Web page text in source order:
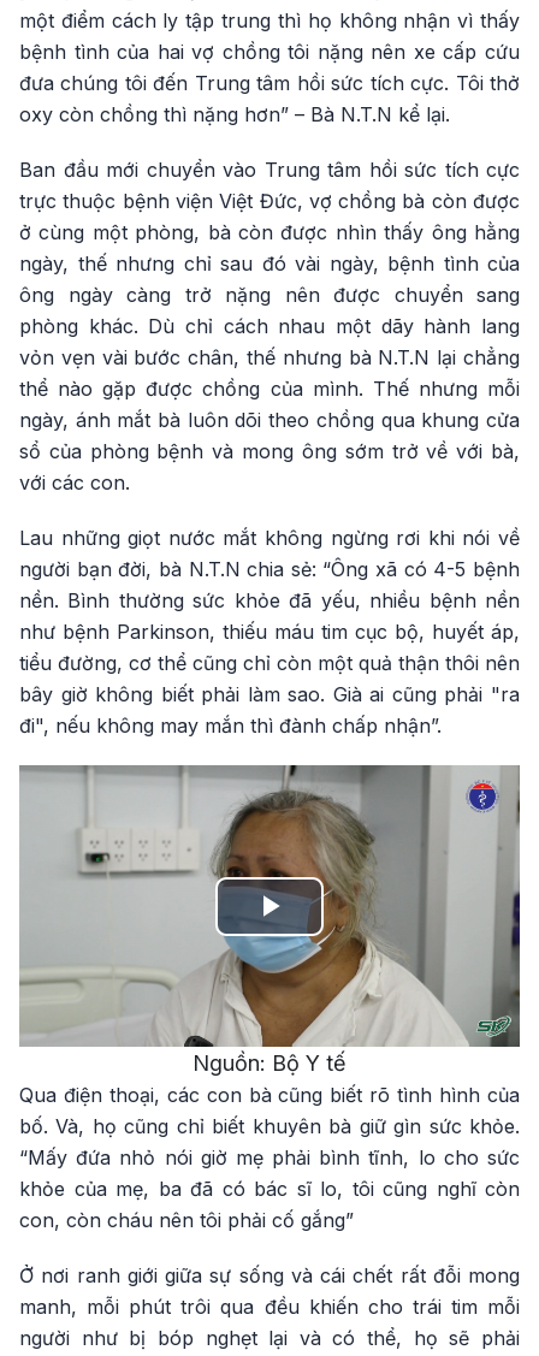
một điểm cách ly tập trung thì họ không nhận vì thấy
bệnh tình của hai vợ chồng tôi nặng nên xe cấp cứu
đưa chúng tôi đến Trung tâm hồi sức tích cực. Tôi thở
oxy còn chồng thì nặng hơn” – Bà N.T.N kể lại.
Ban đầu mới chuyển vào Trung tâm hồi sức tích cực
trực thuộc bệnh viện Việt Đức, vợ chồng bà còn được
ở cùng một phòng, bà còn được nhìn thấy ông hằng
ngày, thế nhưng chỉ sau đó vài ngày, bệnh tình của
ông ngày càng trở nặng nên được chuyển sang
phòng khác. Dù chỉ cách nhau một dãy hành lang
vỏn vẹn vài bước chân, thế nhưng bà N.T.N lại chẳng
thể nào gặp được chồng của mình. Thế nhưng mỗi
ngày, ánh mắt bà luôn dõi theo chồng qua khung cửa
sổ của phòng bệnh và mong ông sớm trở về với bà,
với các con.
Lau những giọt nước mắt không ngừng rơi khi nói về
người bạn đời, bà N.T.N chia sẻ: “Ông xã có 4-5 bệnh
nền. Bình thường sức khỏe đã yếu, nhiều bệnh nền
như bệnh Parkinson, thiếu máu tim cục bộ, huyết áp,
tiểu đường, cơ thể cũng chỉ còn một quả thận thôi nên
bây giờ không biết phải làm sao. Già ai cũng phải "ra
đi", nếu không may mắn thì đành chấp nhận”.
Play
Video
Nguồn: Bộ Y tế
Qua điện thoại, các con bà cũng biết rõ tình hình của
bố. Và, họ cũng chỉ biết khuyên bà giữ gìn sức khỏe.
“Mấy đứa nhỏ nói giờ mẹ phải bình tĩnh, lo cho sức
khỏe của mẹ, ba đã có bác sĩ lo, tôi cũng nghĩ còn
con, còn cháu nên tôi phải cố gắng”
Ở nơi ranh giới giữa sự sống và cái chết rất đỗi mong
manh, mỗi phút trôi qua đều khiến cho trái tim mỗi
người như bị bóp nghẹt lại và có thể, họ sẽ phải